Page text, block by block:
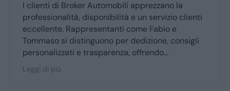
I clienti di Broker Automobili apprezzano la
professionalità, disponibilità e un servizio clienti
eccellente. Rappresentanti come Fabio e
Tommaso si distinguono per dedizione, consigli
personalizzati e trasparenza, offrendo
un’esperienza d’acquisto accogliente. Broker
Automobili è molto consigliato dai clienti fedeli,
Leggi di più